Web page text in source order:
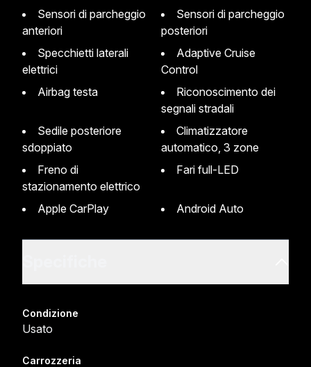
Sensori di parcheggio
anteriori
Sensori di parcheggio
posteriori
Specchietti laterali
elettrici
Adaptive Cruise
Control
Airbag testa
Riconoscimento dei
segnali stradali
Sedile posteriore
sdoppiato
Climatizzatore
automatico, 3 zone
Freno di
stazionamento elettrico
Fari full-LED
Apple CarPlay Android Auto
Condizione
Usato
Carrozzeria